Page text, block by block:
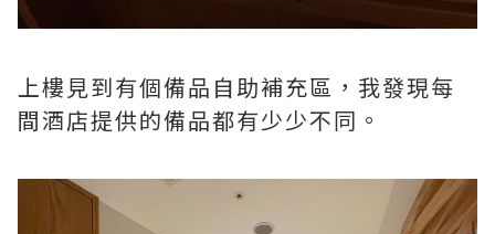
上樓見到有個備品自助補充區，我發現每
間酒店提供的備品都有少少不同。